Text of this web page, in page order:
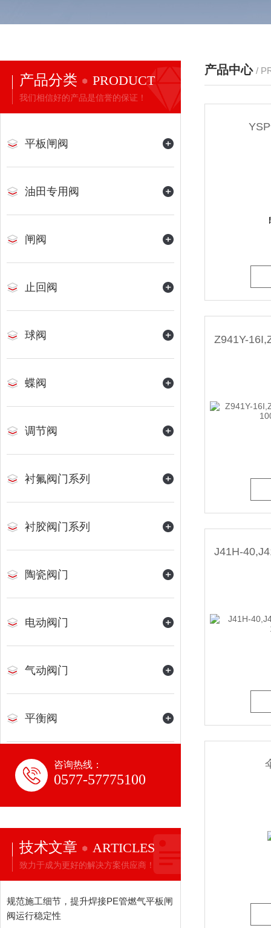
产品分类 PRODUCT
我们相信好的产品是信誉的保证！
平板闸阀
油田专用阀
闸阀
止回阀
球阀
蝶阀
调节阀
衬氟阀门系列
衬胶阀门系列
陶瓷阀门
电动阀门
气动阀门
平衡阀
水力控制阀
液化气阀门
防盗阀，加密阀
咨询热线：
0577-57775100
技术文章 ARTICLES
致力于成为更好的解决方案供应商！
规范施工细节，提升焊接PE管燃气平板闸
阀运行稳定性
产品中心 /